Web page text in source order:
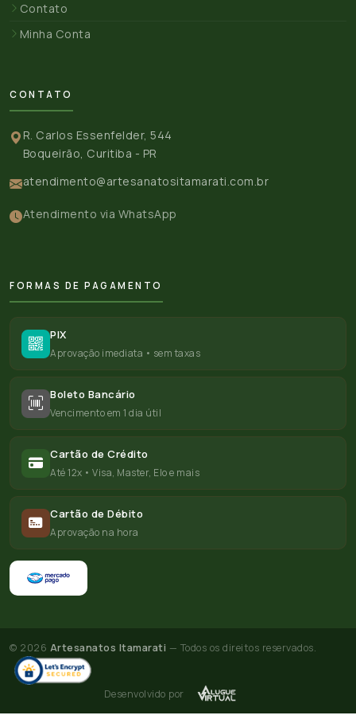
Contato
Minha Conta
CONTATO
R. Carlos Essenfelder, 544
Boqueirão, Curitiba - PR
atendimento@artesanatositamarati.com.br
Atendimento via WhatsApp
FORMAS DE PAGAMENTO
PIX
Aprovação imediata • sem taxas
Boleto Bancário
Vencimento em 1 dia útil
Cartão de Crédito
Até 12x • Visa, Master, Elo e mais
Cartão de Débito
Aprovação na hora
© 2026 Artesanatos Itamarati — Todos os direitos reservados.
Desenvolvido por